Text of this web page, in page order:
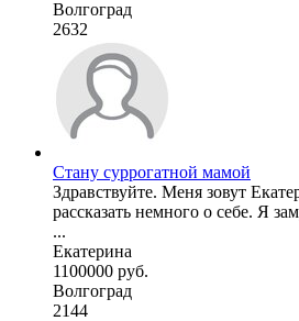
Волгоград
2632
Стану суррогатной мамой
Здравствуйте. Меня зовут
рассказать немного о себе. Я
...
Екатерина
1100000 руб.
Волгоград
2144